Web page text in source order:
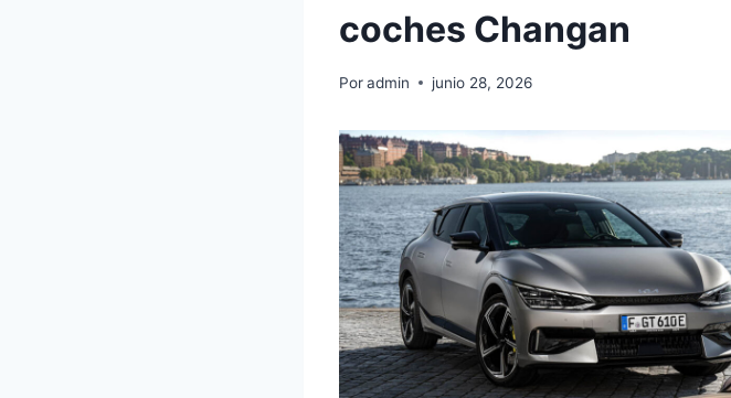
coches Changan
Poradmin junio 28, 2026